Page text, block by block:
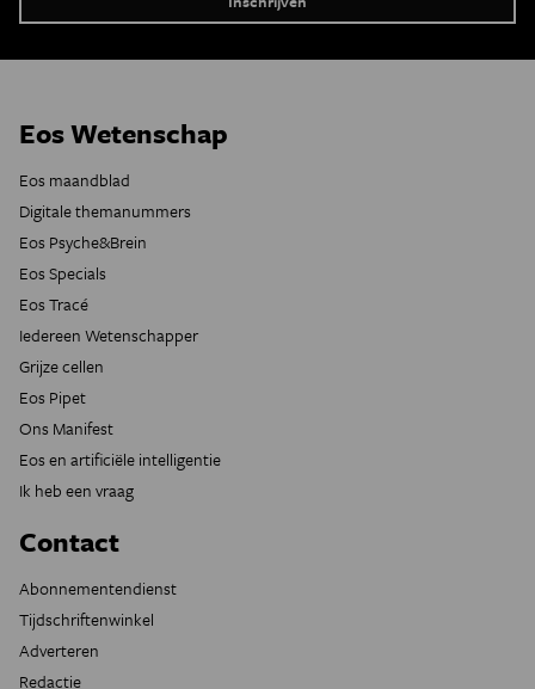
Eos Wetenschap
Eos maandblad
Digitale themanummers
Eos Psyche&Brein
Eos Specials
Eos Tracé
Iedereen Wetenschapper
Grijze cellen
Eos Pipet
Ons Manifest
Eos en artificiële intelligentie
Ik heb een vraag
Contact
Abonnementendienst
Tijdschriftenwinkel
Adverteren
Redactie